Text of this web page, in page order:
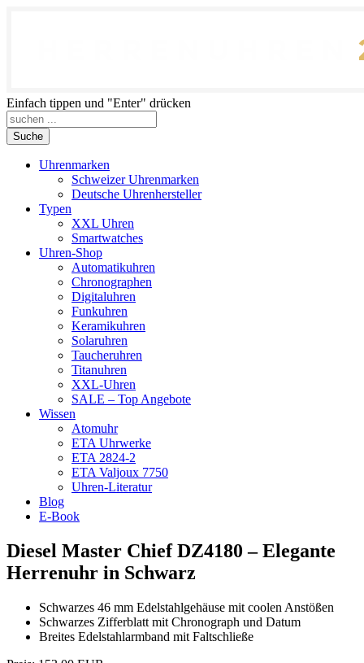
Einfach tippen und "Enter" drücken
Suche
Uhrenmarken
Schweizer Uhrenmarken
Deutsche Uhrenhersteller
Typen
XXL Uhren
Smartwatches
Uhren-Shop
Automatikuhren
Chronographen
Digitaluhren
Funkuhren
Keramikuhren
Solaruhren
Taucheruhren
Titanuhren
XXL-Uhren
SALE – Top Angebote
Wissen
Atomuhr
ETA Uhrwerke
ETA 2824-2
ETA Valjoux 7750
Uhren-Literatur
Blog
E-Book
Diesel Master Chief DZ4180 – Elegante
Herrenuhr in Schwarz
Schwarzes 46 mm Edelstahlgehäuse mit coolen Anstößen
Schwarzes Zifferblatt mit Chronograph und Datum
Breites Edelstahlarmband mit Faltschließe